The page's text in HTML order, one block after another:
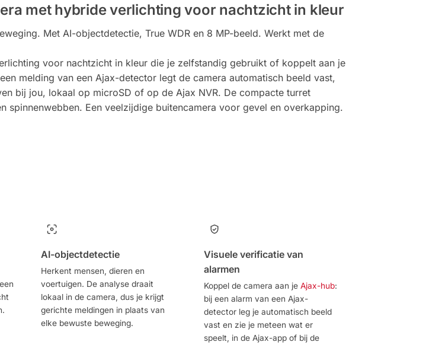
met hybride verlichting voor nachtzicht in kleur
Met AI-objectdetectie, True WDR en 8 MP-beeld. Werkt met de
voor nachtzicht in kleur die je zelfstandig gebruikt of koppelt aan je
melding van een Ajax-detector legt de camera automatisch beeld vast,
bij jou, lokaal op microSD of op de Ajax NVR. De compacte turret
spinnenwebben. Een veelzijdige buitencamera voor gevel en overkapping.
AI-objectdetectie
Herkent mensen, dieren en
voertuigen. De analyse draait
lokaal in de camera, dus je krijgt
gerichte meldingen in plaats van
elke bewuste beweging.
Visuele verificatie van
alarmen
Koppel de camera aan je Ajax-hub:
bij een alarm van een Ajax-
detector leg je automatisch beeld
vast en zie je meteen wat er
speelt, in de Ajax-app of bij de